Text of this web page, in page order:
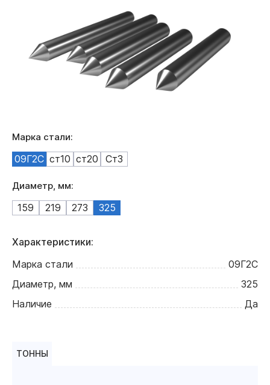
Марка стали:
09Г2С ст10 ст20 Ст3
Диаметр, мм:
159 219 273 325
Характеристики:
Марка стали
09Г2С
Диаметр, мм
325
Наличие
Да
ТОННЫ